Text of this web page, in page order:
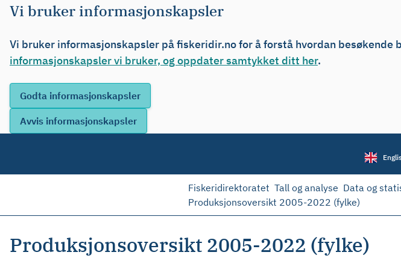
Vi bruker informasjonskapsler
Vi bruker informasjonskapsler på fiskeridir.no for å forstå hvordan
informasjonskapsler vi bruker, og oppdater samtykket ditt her.
Fiskeridirektoratet Tall og analyse Data og
Produksjonsoversikt 2005-2022 (fylke)
Produksjonsoversikt 2005-2022 (fylke)